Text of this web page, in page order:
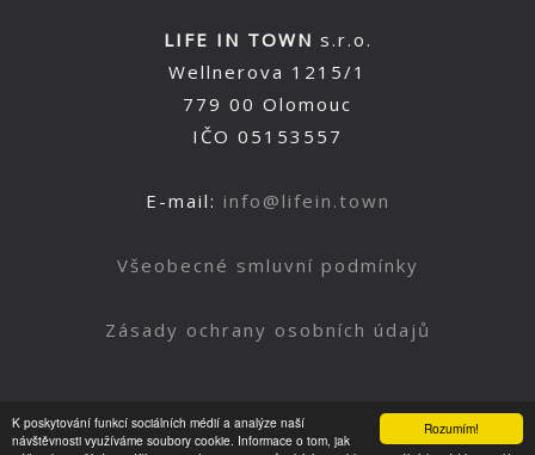
Rozumím!
K poskytování funkcí sociálních médií a analýze naší
návštěvnosti využíváme soubory cookie. Informace o tom, jak
LIFE IN TOWN s.r.o.
Wellnerova 1215/1
779 00 Olomouc
IČO 05153557
E-mail: info@lifein.town
Všeobecné smluvní podmínky
Zásady ochrany osobních údajů
Nahoru